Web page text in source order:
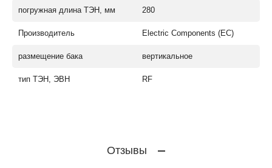
погружная длина ТЭН, мм 280
Производитель Electric Components (EC)
размещение бака вертикальное
тип ТЭН, ЭВН RF
Отзывы